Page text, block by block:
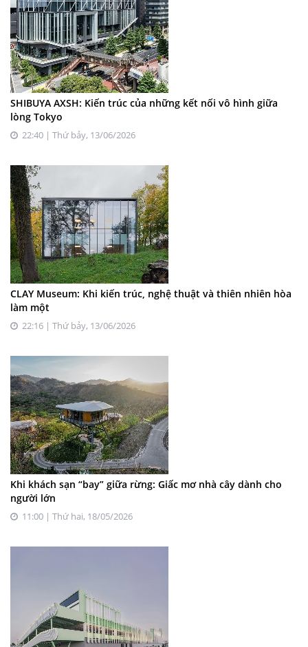
SHIBUYA AXSH: Kiến trúc của những kết nối vô hình giữa
lòng Tokyo
22:40 | Thứ bảy, 13/06/2026
CLAY Museum: Khi kiến trúc, nghệ thuật và thiên nhiên hòa
làm một
22:16 | Thứ bảy, 13/06/2026
Khi khách sạn “bay” giữa rừng: Giấc mơ nhà cây dành cho
người lớn
11:00 | Thứ hai, 18/05/2026